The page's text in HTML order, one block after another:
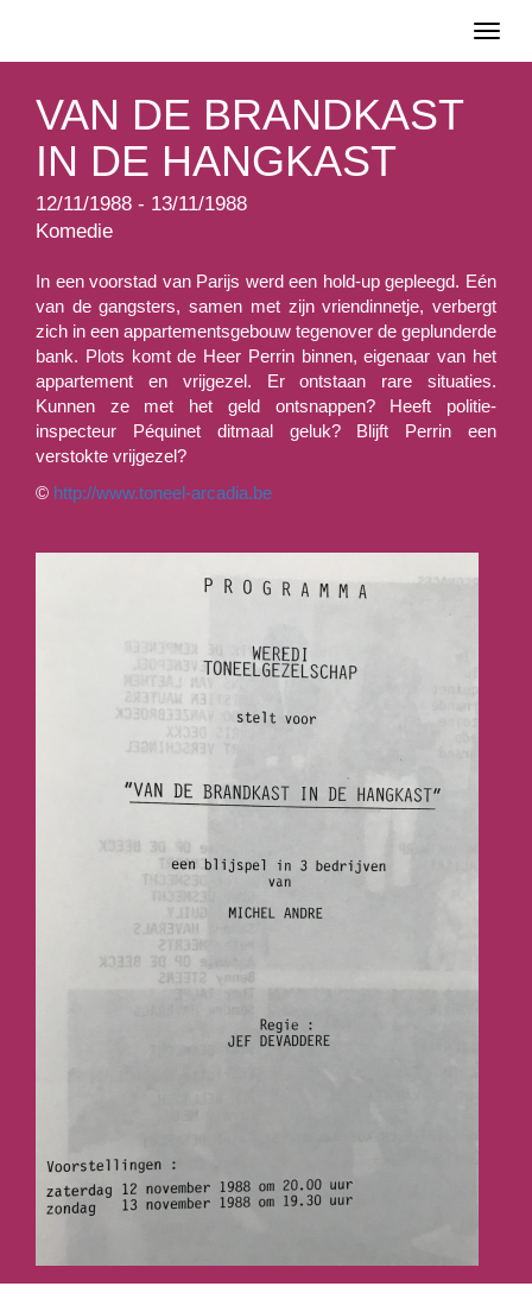
VAN DE BRANDKAST
IN DE HANGKAST
12/11/1988 - 13/11/1988
Komedie
In een voorstad van Parijs werd een hold-up gepleegd. Eén
van de gangsters, samen met zijn vriendinnetje, verbergt
zich in een appartementsgebouw tegenover de geplunderde
bank. Plots komt de Heer Perrin binnen, eigenaar van het
appartement en vrijgezel. Er ontstaan rare situaties.
Kunnen ze met het geld ontsnappen? Heeft politie-
inspecteur Péquinet ditmaal geluk? Blijft Perrin een
verstokte vrijgezel?
© http://www.toneel-arcadia.be